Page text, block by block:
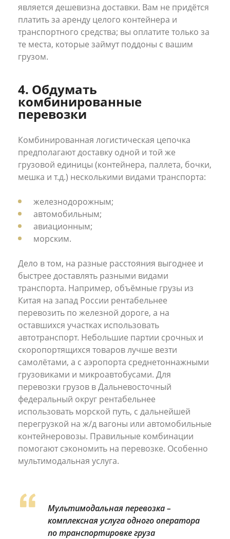
является дешевизна доставки. Вам не придётся
платить за аренду целого контейнера и
транспортного средства; вы оплатите только за
те места, которые займут поддоны с вашим
грузом.
4. Обдумать
комбинированные
перевозки
Комбинированная логистическая цепочка
предполагают доставку одной и той же
грузовой единицы (контейнера, паллета, бочки,
мешка и т.д.) несколькими видами транспорта:
железнодорожным;
автомобильным;
авиационным;
морским.
Дело в том, на разные расстояния выгоднее и
быстрее доставлять разными видами
транспорта. Например, объёмные грузы из
Китая на запад России рентабельнее
перевозить по железной дороге, а на
оставшихся участках использовать
автотранспорт. Небольшие партии срочных и
скоропортящихся товаров лучше везти
самолётами, а с аэропорта среднетоннажными
грузовиками и микроавтобусами. Для
перевозки грузов в Дальневосточный
федеральный округ рентабельнее
использовать морской путь, с дальнейшей
перегрузкой на ж/д вагоны или автомобильные
контейнеровозы. Правильные комбинации
помогают сэкономить на перевозке. Особенно
мультимодальная услуга.
Мультимодальная перевозка –
комплексная услуга одного оператора
по транспортировке груза